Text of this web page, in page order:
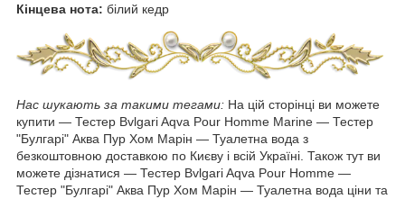
Кінцева нота: білий кедр
Нас шукають за такими тегами: На цій сторінці ви можете
купити ― Тестер Bvlgari Aqva Pour Homme Marine ― Тестер
"Булгарі" Аква Пур Хом Марін ― Туалетна вода з
безкоштовною доставкою по Києву і всій Україні. Також тут ви
можете дізнатися ― Тестер Bvlgari Aqva Pour Homme ―
Тестер "Булгарі" Аква Пур Хом Марін ― Туалетна вода ціни та